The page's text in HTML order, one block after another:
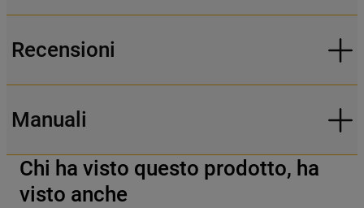
Recensioni
Manuali
Chi ha visto questo prodotto, ha
visto anche